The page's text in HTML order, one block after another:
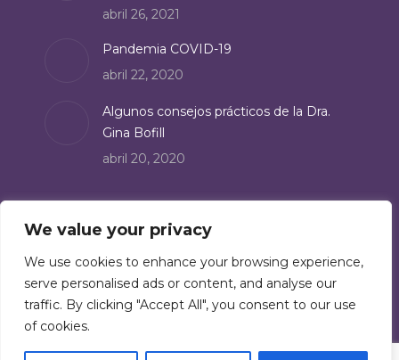
We value your privacy
We use cookies to enhance your browsing experience,
serve personalised ads or content, and analyse our
traffic. By clicking "Accept All", you consent to our use
of cookies.
abril 26, 2021
Pandemia COVID-19
abril 22, 2020
Algunos consejos prácticos de la Dra.
Gina Bofill
abril 20, 2020
Suscríbete